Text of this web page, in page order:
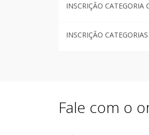
INSCRIÇÃO CATEGORIA
INSCRIÇÃO
Fale com o